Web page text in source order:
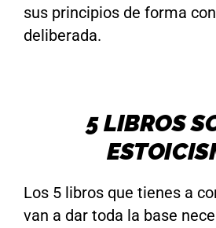
sus principios de forma
deliberada.
5 LIBROS
Los 5 libros que tienes a
van a dar toda la base